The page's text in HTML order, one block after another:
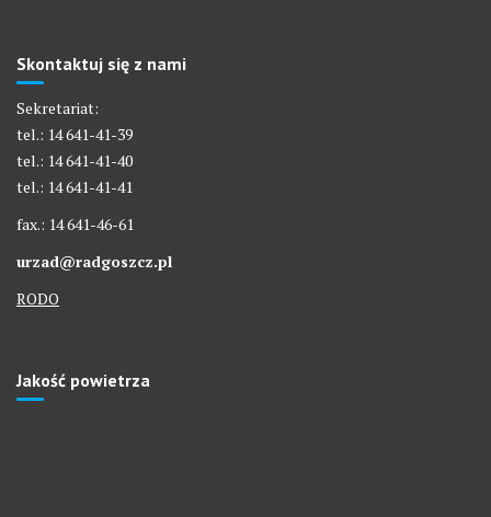
Skontaktuj się z nami
Sekretariat:
tel.: 14 641-41-39
tel.: 14 641-41-40
tel.: 14 641-41-41
fax.: 14 641-46-61
urzad@radgoszcz.pl
RODO
Jakość powietrza